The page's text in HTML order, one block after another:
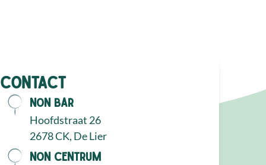
Contact
NON Bar
Hoofdstraat 26
2678 CK, De Lier
NON Centrum